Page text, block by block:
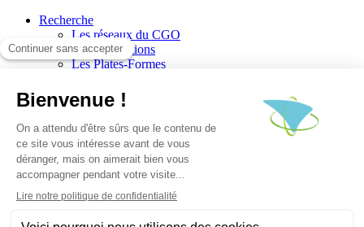
Recherche
Les réseaux du CGO
Les publications
Les Plates-Formes
Les appels à communications
Les appels à projets
La valorisation de la recherche
Jobs/Formations
Actualités
Le blog infos
Les événements
Escape